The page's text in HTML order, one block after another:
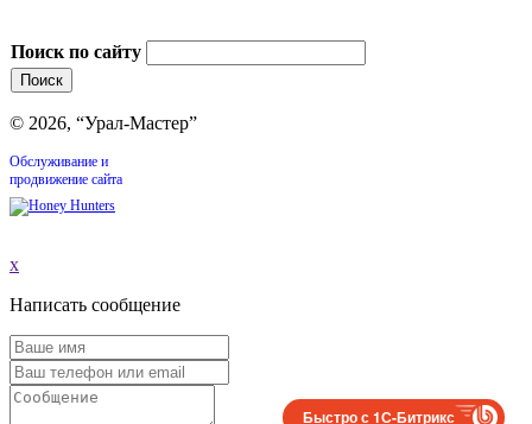
Поиск по сайту
© 2026, “Урал-Мастер”
Обслуживание и
продвижение сайта
x
Написать сообщение
Быстро с 1С-Битрикс